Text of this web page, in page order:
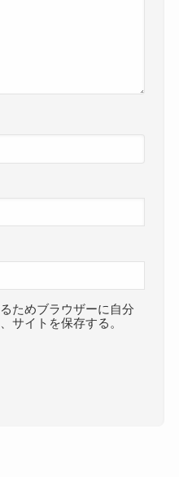
ためブラウザーに自分
サイトを保存する。